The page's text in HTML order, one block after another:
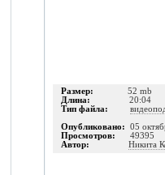
Размер: 52 mb
Длина: 20:04
Тип файла:
Опубликовано: 05
Просмотров: 49395
Автор: Никита